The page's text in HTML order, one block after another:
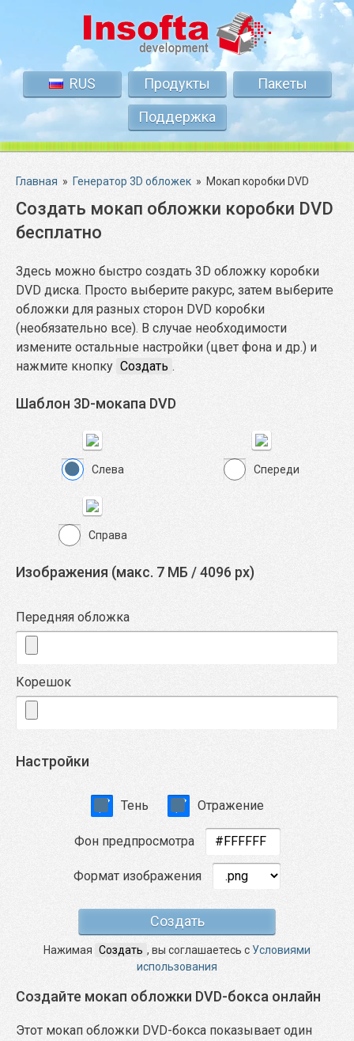
RUS Продукты
Пакеты
Поддержка
Главная » Генератор 3D обложек » Мокап коробки DVD
Создать мокап обложки коробки DVD
бесплатно
Здесь можно быстро создать 3D обложку коробки
DVD диска. Просто выберите ракурс, затем выберите
обложки для разных сторон DVD коробки
(необязательно все). В случае необходимости
измените остальные настройки (цвет фона и др.) и
нажмите кнопку Создать .
Шаблон 3D-мокапа DVD
Слева Спереди
Cправа
Изображения (макс. 7 МБ / 4096 px)
Передняя обложка
Корешок
Настройки
Тень Отражение
Фон предпросмотра
Формат изображения
Нажимая Создать , вы соглашаетесь сУсловиями
использования
Создайте мокап обложки DVD-бокса онлайн
Этот мокап обложки DVD-бокса показывает один